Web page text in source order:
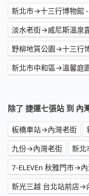
新北市→十三行博物館
野柳地質公園→十三行
新北市中和區→溫馨庭
除了 捷運七張站 到 內
板橋車站→內灣老街
九份→內灣老街
新北
7-ELEVEn 秋雅門市→
新光三越 台北站前店→